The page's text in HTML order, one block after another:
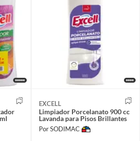
EXCELL
Limpiador Porcelanato 900 cc
Lavanda para Pisos Brillantes
Por SODIMAC